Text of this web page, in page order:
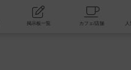
コミュニティ 掲示板一覧